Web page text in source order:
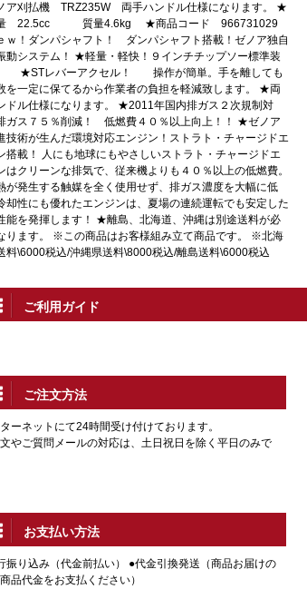
ア刈払機 TRZ235W 両手ハンドル仕様になります。 ★
22.5cc 質量4.6kg ★商品コード 966731029
ｗ！ダンパシャフト！ ダンパシャフト搭載！ゼノア独自
動システム！ ★軽量・軽快！９インチチップソー標準装
★STレバーアクセル！ 操作が簡単。手を離しても
を一定に保てるから作業者の負担を軽減致します。 ★両
ドル仕様になります。 ★2011年国内排ガス２次規制対
ガス７５％削減！ 低燃費４０％以上向上！！ ★ゼノア
技術が生んだ環境対応エンジン！ストラト・チャージドエ
搭載！ 人にも地球にもやさしいストラト・チャージドエ
はクリーンな排気で、従来機よりも４０％以上の低燃費。
が発生する触媒を全く使用せず、排ガス濃度を大幅に低
却性にも優れたエンジンは、夏場の連続運転でも安定した
能を発揮します！ ★離島、北海道、沖縄は別途送料が必
ります。 ※この商品はお客様組み立て商品です。 ※北海
料\6000税込/沖縄県送料\8000税込/離島送料\6000税込
ご利用ガイド
ご注文方法
ーネットにて24時間受け付けております。
やご質問メールの対応は、土日祝日を除く平日のみで
お支払い方法
振り込み（代金前払い） ●代金引換発送（商品お届けの
品代金をお支払ください）